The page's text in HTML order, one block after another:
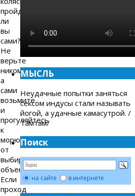
пройдёте
ли
вы
сами?
Не
верьте
никому,
а
сами
возьмите
и
прогуляйтесь
к
морю
от
выбираемого
объекта.
Если
проход
МЫСЛЬ
Неудачные попытки заняться
сексом индусы стали называть
йогой, а удачные камасутрой. /
Тамтам/
Поиск
на сайте в интернете